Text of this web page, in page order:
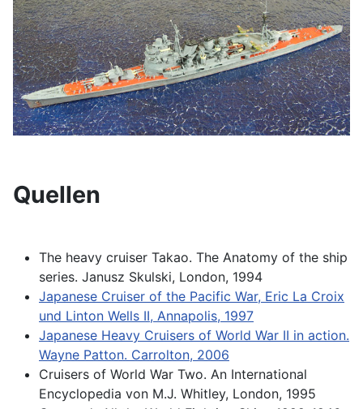
Quellen
The heavy cruiser Takao. The Anatomy of the ship
series. Janusz Skulski, London, 1994
Japanese Cruiser of the Pacific War, Eric La Croix
und Linton Wells II, Annapolis, 1997
Japanese Heavy Cruisers of World War II in action.
Wayne Patton. Carrolton, 2006
Cruisers of World War Two. An International
Encyclopedia von M.J. Whitley, London, 1995